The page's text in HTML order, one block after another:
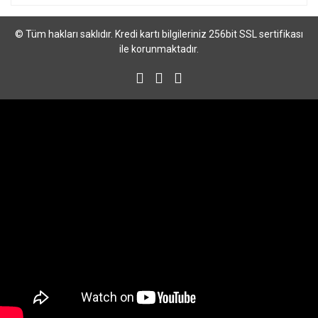
© Tüm hakları saklıdır. Kredi kartı bilgileriniz 256bit SSL sertifikası
ile korunmaktadır.